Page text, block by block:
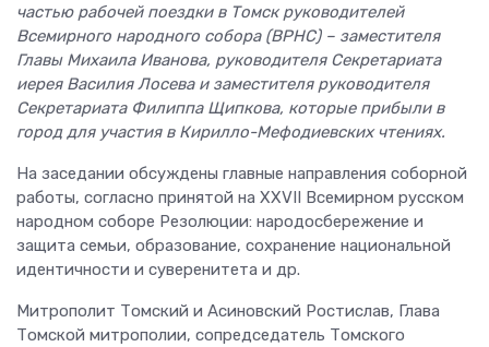
частью рабочей поездки в Томск руководителей
Всемирного народного собора (ВРНС) – заместителя
Главы Михаила Иванова, руководителя Секретариата
иерея Василия Лосева и заместителя руководителя
Секретариата Филиппа Щипкова, которые прибыли в
город для участия в Кирилло-Мефодиевских чтениях.
На заседании обсуждены главные направления соборной
работы, согласно принятой на XXVII Всемирном русском
народном соборе Резолюции: народосбережение и
защита семьи, образование, сохранение национальной
идентичности и суверенитета и др.
Митрополит Томский и Асиновский Ростислав, Глава
Томской митрополии, сопредседатель Томского